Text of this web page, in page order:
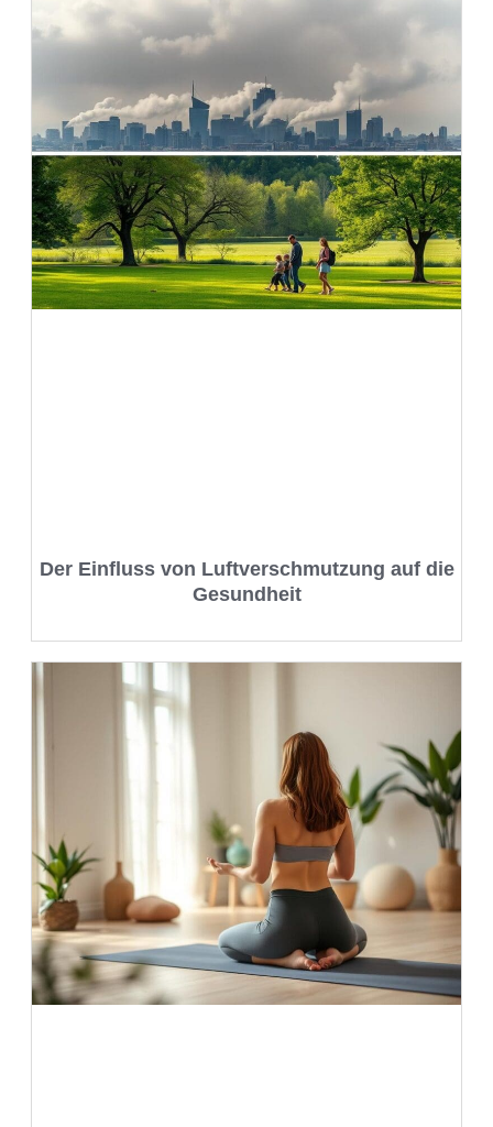
Der Einfluss von Luftverschmutzung auf die
Gesundheit